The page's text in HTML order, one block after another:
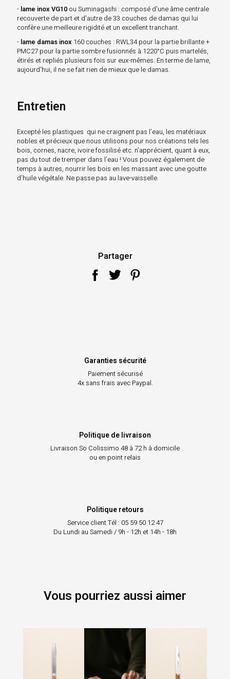
- lame inox VG10ou Suminagashi : composé d'une âme centrale
recouverte de part et d'autre de 33 couches de damas qui lui
confère une meilleure rigidité et un excellent tranchant.
- lame damas inox160 couches : RWL34 pour la partie brillante +
PMC27 pour la partie sombre fusionnés à 1220°C puis martelés,
étirés et repliés plusieurs fois sur eux-mêmes. En terme de lame,
aujourd'hui, il ne se fait rien de mieux que le damas.
Entretien
Excepté les plastiques qui ne craignent pas l’eau, les matériaux
nobles et précieux que nous utilisons pour nos créations tels les
bois, cornes, nacre, ivoire fossilisé etc. n’apprécient, quant à eux,
pas du tout de tremper dans l’eau ! Vous pouvez également de
temps à autres, nourrir les bois en les massant avec une goutte
d’huile végétale. Ne passe pas au lave-vaisselle.
Partager
Garanties sécurité
Paiement sécurisé
4x sans frais avec Paypal.
Politique de livraison
Livraison So Colissimo 48 à 72 h à domicile
ou en point relais
Politique retours
Service clientTél : 05 59 50 12 47
Du Lundi au Samedi / 9h - 12h et 14h - 18h
Vous pourriez aussi aimer